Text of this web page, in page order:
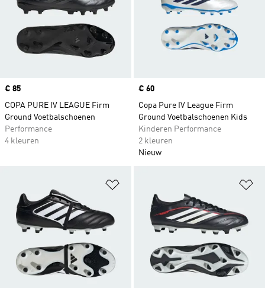
Price
€ 85
COPA PURE IV LEAGUE Firm
Ground Voetbalschoenen
Performance
4 kleuren
Price
€ 60
Copa Pure IV League Firm
Ground Voetbalschoenen Kids
Kinderen Performance
2 kleuren
Nieuw